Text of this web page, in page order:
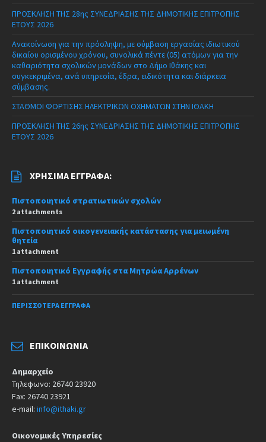
ΠΡΟΣΚΛΗΣΗ ΤΗΣ 28ης ΣΥΝΕΔΡΙΑΣΗΣ ΤΗΣ ΔΗΜΟΤΙΚΗΣ ΕΠΙΤΡΟΠΗΣ
ΕΤΟΥΣ 2026
Ανακοίνωση για την πρόσληψη, με σύμβαση εργασίας ιδιωτικού
δικαίου ορισμένου χρόνου, συνολικά πέντε (05) ατόμων για την
καθαριότητα σχολικών μονάδων στο Δήμο Ιθάκης και
συγκεκριμένα, ανά υπηρεσία, έδρα, ειδικότητα και διάρκεια
σύμβασης.
ΣΤΑΘΜΟΙ ΦΟΡΤΙΣΗΣ ΗΛΕΚΤΡΙΚΩΝ ΟΧΗΜΑΤΩΝ ΣΤΗΝ ΙΘΑΚΗ
ΠΡΟΣΚΛΗΣΗ ΤΗΣ 26ης ΣΥΝΕΔΡΙΑΣΗΣ ΤΗΣ ΔΗΜΟΤΙΚΗΣ ΕΠΙΤΡΟΠΗΣ
ΕΤΟΥΣ 2026
ΧΡΉΣΙΜΑ ΈΓΓΡΑΦΑ:
Πιστοποιητικό στρατιωτικών σχολών
2 attachments
Πιστοποιητικό οικογενειακής κατάστασης για μειωμένη
θητεία
1 attachment
Πιστοποιητικό Εγγραφής στα Μητρώα Αρρένων
1 attachment
ΠΕΡΙΣΣΌΤΕΡΑ ΈΓΓΡΑΦΑ
ΕΠΙΚΟΙΝΩΝΊΑ
Δημαρχείο
Τηλεφωνο: 26740 23920
Fax: 26740 23921
e-mail: info@ithaki.gr
Οικονομικές Υπηρεσίες